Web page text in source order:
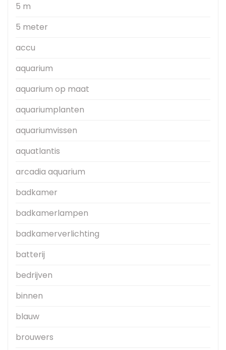
5 m
5 meter
accu
aquarium
aquarium op maat
aquariumplanten
aquariumvissen
aquatlantis
arcadia aquarium
badkamer
badkamerlampen
badkamerverlichting
batterij
bedrijven
binnen
blauw
brouwers